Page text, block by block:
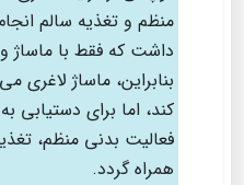
منظم و تغذیه سالم
داشت که فقط با ماساژ
بنابراین، ماساژ لاغری
کند، اما برای دستیابی
فعالیت بدنی منظم،
همراه گردد.